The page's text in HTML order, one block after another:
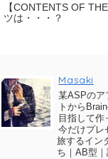
【CONTENTS OF THE YEAR 2024】今年No.1の評価だったコンテン
ツは・・・？
Masaki
某ASPのア
トから
目指して
今だけプレ
旅するイン
ち｜AB型